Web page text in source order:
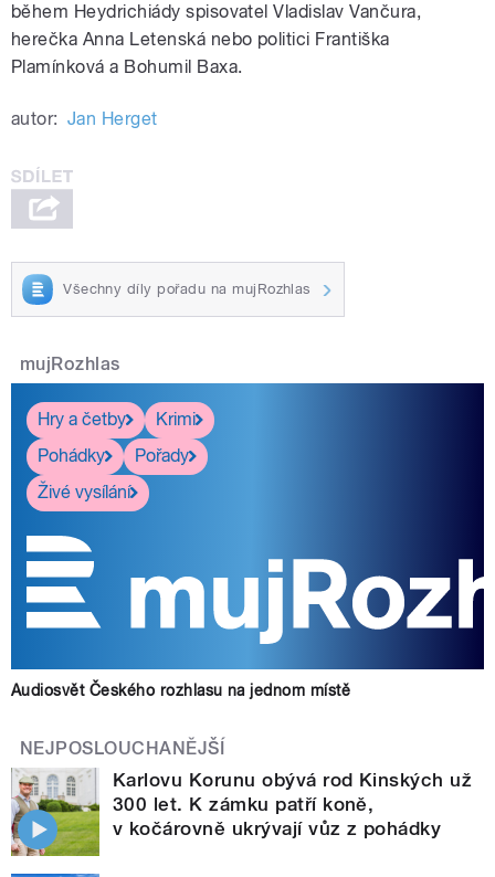
během Heydrichiády spisovatel Vladislav Vančura,
herečka Anna Letenská nebo politici Františka
Plamínková a Bohumil Baxa.
autor: Jan Herget
Všechny díly pořadu na mujRozhlas
mujRozhlas
Hry a četby
Krimi
Pohádky
Pořady
Živé vysílání
Audiosvět Českého rozhlasu na jednom místě
NEJPOSLOUCHANĚJŠÍ
Karlovu Korunu obývá rod Kinských už
300 let. K zámku patří koně,
v kočárovně ukrývají vůz z pohádky